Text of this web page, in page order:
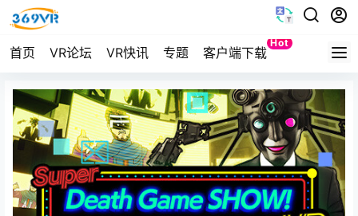
首页 VR论坛 VR快讯 专题 客户端下载
Hot
Quest